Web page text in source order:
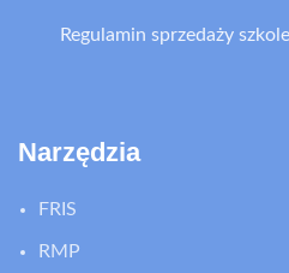
Regulamin sprzedaży
Narzędzia
FRIS
RMP